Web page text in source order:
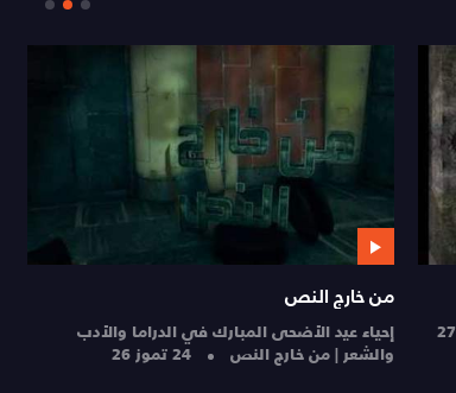
27
من خارج النص
إحياء عيد الأضحى المبارك في الدراما والأدب
والشعر | من خارج النص 24 تموز 26